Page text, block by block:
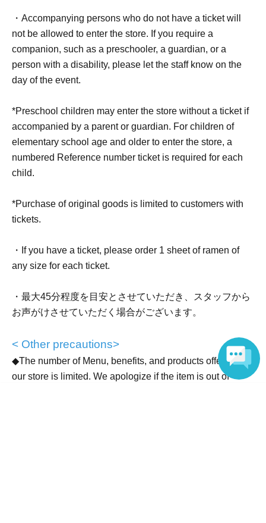
新規会員登録はこちら→https://livepocket.jp/login
● チケットは【QRチケット】のみのお取り扱いとなりま
● 事前予約は先着順で受付を行います。なお先着受付で
規定枚数を終了した場合、当日席はございません。
● 先着受付後、各2日前まで ライヴポケット WEBサイト
● １申し込みにつき、おひとり様最大で2枚お申し込みが
● お一人様1日ごとに1回の時間枠の申し込みが可能で
＜予約申込料金＞ 無料
＜先着受付＞2026年7月3日(金)12:00～対象日当日の２
・Accompanying persons who do not have a ticket will
not be allowed to enter the store. If you require a
companion, such as a preschooler, a guardian, or a
person with a disability, please let the staff know on the
day of the event.
*Preschool children may enter the store without a ticket if
accompanied by a parent or guardian. For children of
elementary school age and older to enter the store, a
numbered Reference number ticket is required for each
child.
*Purchase of original goods is limited to customers with
tickets.
・If you have a ticket, please order 1 sheet of ramen of
any size for each ticket.
・最大45分程度を目安とさせていただき、スタッフから
お声がけさせていただく場合がございます。
< Other precautions>
◆The number of Menu, benefits, and products offered by
our store is limited. We apologize if the item is out of